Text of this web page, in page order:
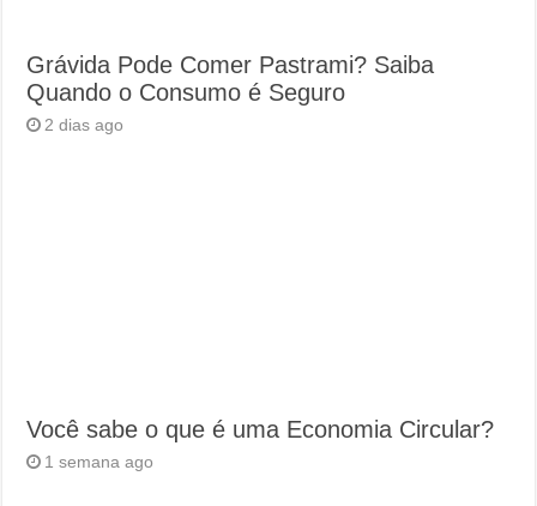
Grávida Pode Comer Pastrami? Saiba
Quando o Consumo é Seguro
2 dias ago
Você sabe o que é uma Economia Circular?
1 semana ago